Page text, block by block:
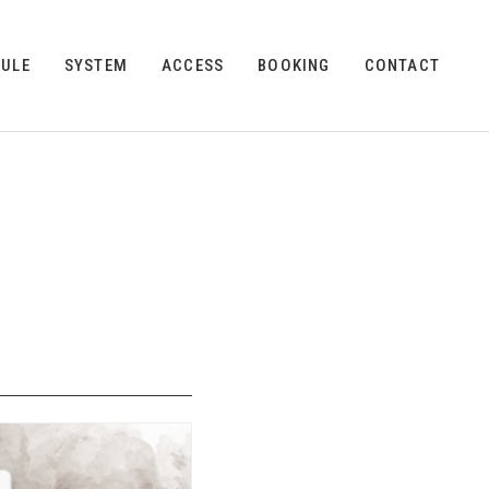
SYSTEM ACCESS BOOKING CONTACT